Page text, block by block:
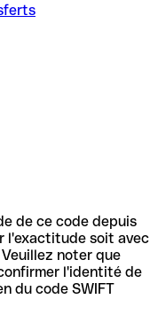
de ce code depuis
l'exactitude soit avec
noter que
l'identité de
du code SWIFT